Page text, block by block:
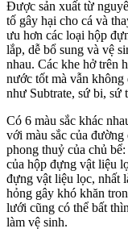
Được sản xuất từ
tố gây hại cho cá và
ưu hơn các loại hộp
lắp, dễ bổ sung và vệ
nhau. Các khe hở trên
nước tốt mà vẫn
như Subtrate, sứ bi,
Có 6 màu sắc khác
với màu sắc của
phong thuỷ của chủ
của hộp đựng vật liệu
đựng vật liệu lọc, nhất
hỏng gây khó khăn
lưới cũng có thể bất
làm vệ sinh.